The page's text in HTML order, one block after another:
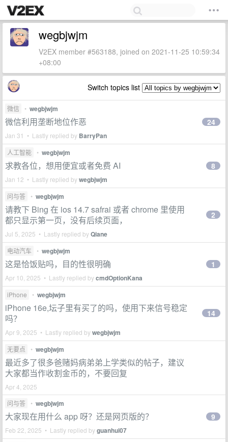
wegbjwjm
V2EX member #563188, joined on 2021-11-25 10:59:34
+08:00
Switch topics list
微信 • wegbjwjm
微信利用垄断地位作恶
Jan 31 • Lastly replied by BarryPan
24
人工智能 • wegbjwjm
求教各位，想用便宜或者免费 AI
Jan 12 • Lastly replied bywegbjwjm
8
问与答 • wegbjwjm
请教下 Bing 在 ios 14.7 safrai 或者 chrome 里使用
都只显示第一页，没有后续页面，
Jul 5, 2025 • Lastly replied byQiane
2
电动汽车 • wegbjwjm
这是恰饭贴吗，目的性很明确
Apr 10, 2025 • Lastly replied bycmdOptionKana
1
iPhone • wegbjwjm
iPhone 16e,坛子里有买了的吗，使用下来信号稳定
吗？
Apr 9, 2025 • Lastly replied bywegbjwjm
14
无要点 • wegbjwjm
最近多了很多爸赌妈病弟弟上学类似的帖子，建议
大家都当作收割金币的，不要回复
Apr 4, 2025
问与答
• wegbjwjm
大家现在用什么 app 呀？还是网页版的？
Feb 22, 2025 • Lastly replied byguanhui07
9